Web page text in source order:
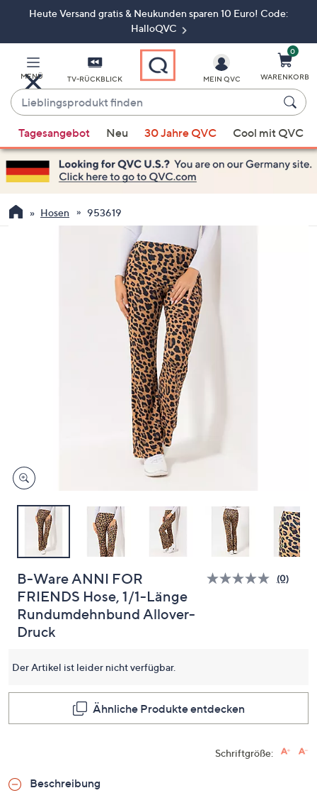
ZumHeute Versand gratis & Neukunden sparen 10 Euro! Code:
HalloQVC
MENÜ TV-RÜCKBLICK
Lieblingsprodukt
finden
Vorschläge
verfügbar
sind,
verwenden
Sie
links
bzw.
diese
anzuzeigen.
MEIN QVC
0
WARENKORB
Tagesangebot Neu 30 Jahre QVC Cool mit QVC
Hosen 953619
B-Ware ANNI FOR
FRIENDS Hose, 1/1-Länge
Rundumdehnbund Allover-
Druck
Bisher
(0)
Der Artikel ist leider nicht verfügbar.
Ähnliche Produkte entdecken
Schriftgröße:
Beschreibung